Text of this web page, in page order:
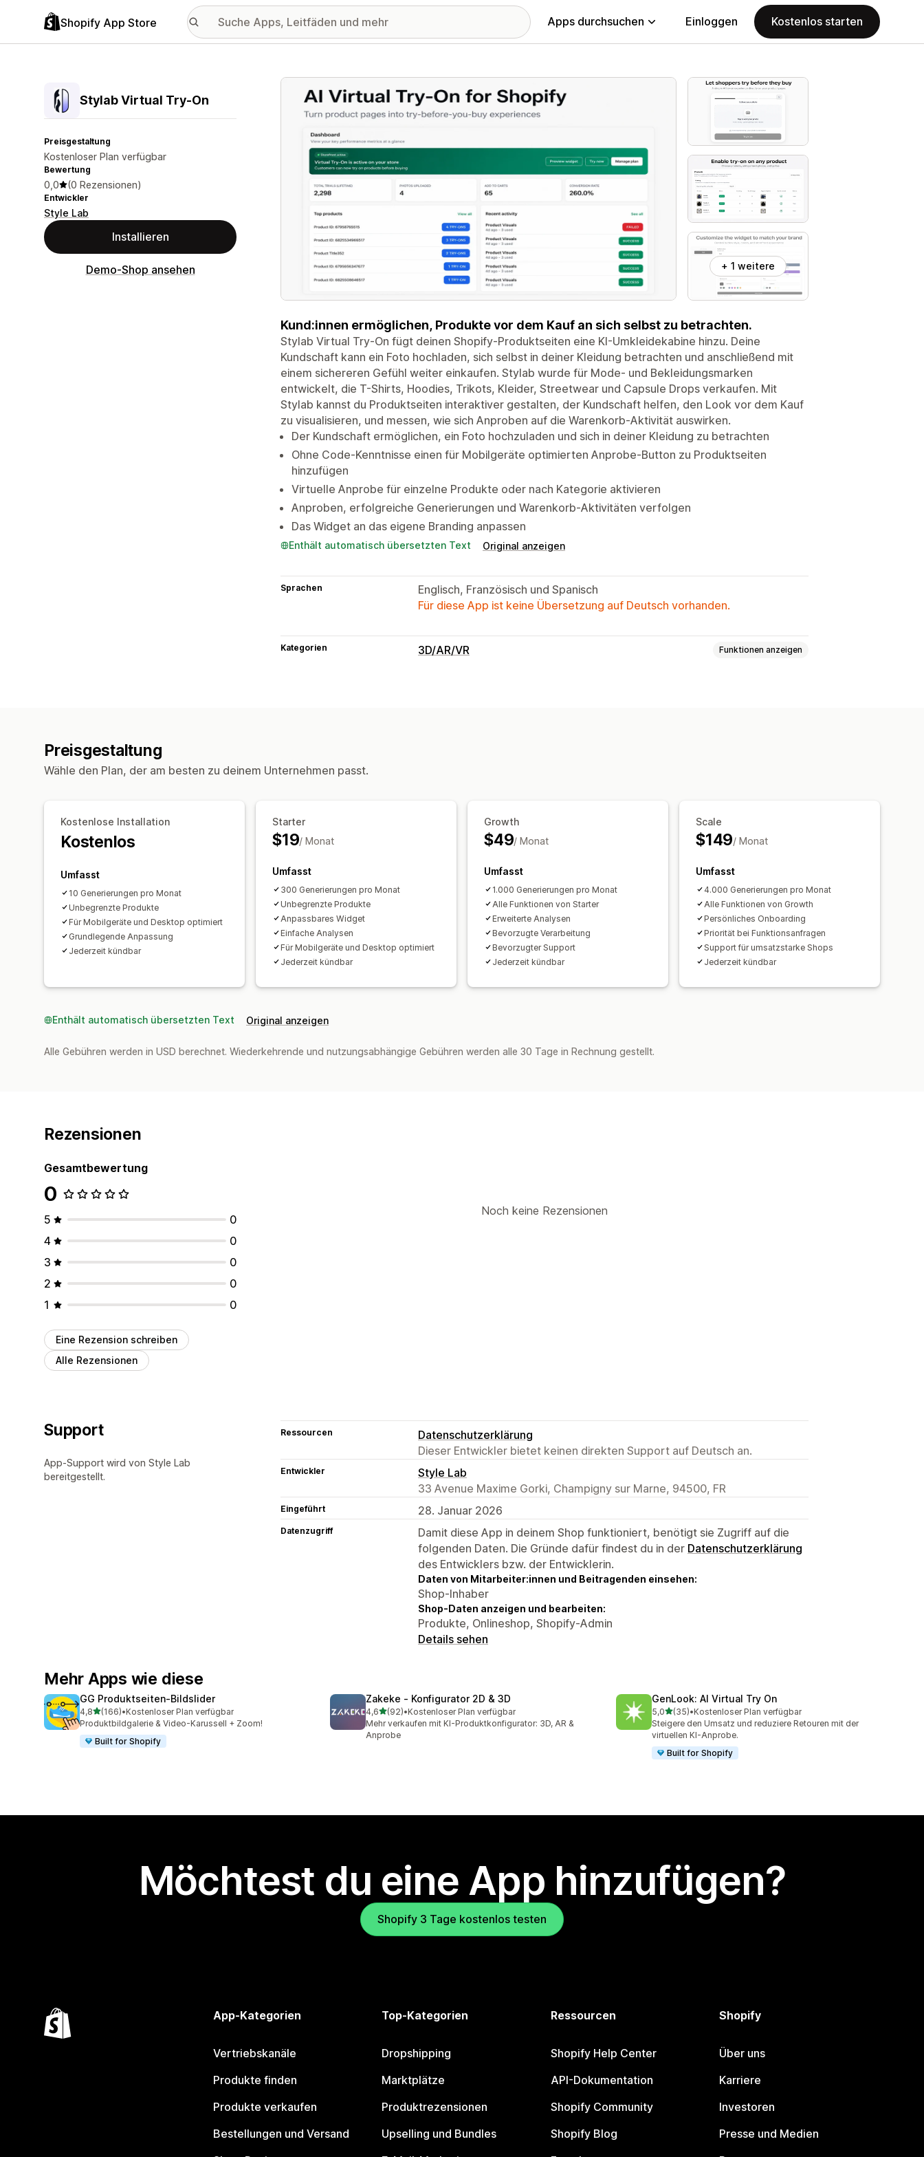
Shopify App Store Apps durchsuchen Einloggen Kostenlos starten
Stylab Virtual Try‑On
Preisgestaltung
Kostenloser Plan verfügbar
Bewertung
0,0 (0 Rezensionen)
Entwickler
Style Lab
Installieren
Demo-Shop ansehen
Vorgestellte Bildergalerie
+ 1 weitere
Kund:innen ermöglichen, Produkte vor dem Kauf an sich selbst zu betrachten.
Stylab Virtual Try-On fügt deinen Shopify-Produktseiten eine KI-Umkleidekabine hinzu. Deine
Kundschaft kann ein Foto hochladen, sich selbst in deiner Kleidung betrachten und anschließend mit
einem sichereren Gefühl weiter einkaufen. Stylab wurde für Mode- und Bekleidungsmarken
entwickelt, die T-Shirts, Hoodies, Trikots, Kleider, Streetwear und Capsule Drops verkaufen. Mit
Stylab kannst du Produktseiten interaktiver gestalten, der Kundschaft helfen, den Look vor dem Kauf
zu visualisieren, und messen, wie sich Anproben auf die Warenkorb-Aktivität auswirken.
Der Kundschaft ermöglichen, ein Foto hochzuladen und sich in deiner Kleidung zu betrachten
Ohne Code-Kenntnisse einen für Mobilgeräte optimierten Anprobe-Button zu Produktseiten
hinzufügen
Virtuelle Anprobe für einzelne Produkte oder nach Kategorie aktivieren
Anproben, erfolgreiche Generierungen und Warenkorb-Aktivitäten verfolgen
Das Widget an das eigene Branding anpassen
Enthält automatisch übersetzten Text Original anzeigen
Sprachen
Englisch, Französisch und Spanisch
Für diese App ist keine Übersetzung auf Deutsch vorhanden.
Kategorien 3D/AR/VR Funktionen anzeigen
Preisgestaltung
Wähle den Plan, der am besten zu deinem Unternehmen passt.
Kostenlose Installation
Kostenlos
Umfasst
10 Generierungen pro Monat
Unbegrenzte Produkte
Für Mobilgeräte und Desktop optimiert
Grundlegende Anpassung
Jederzeit kündbar
Starter
$19/ Monat
Umfasst
300 Generierungen pro Monat
Unbegrenzte Produkte
Anpassbares Widget
Einfache Analysen
Für Mobilgeräte und Desktop optimiert
Jederzeit kündbar
Growth
$49/ Monat
Umfasst
1.000 Generierungen pro Monat
Alle Funktionen von Starter
Erweiterte Analysen
Bevorzugte Verarbeitung
Bevorzugter Support
Jederzeit kündbar
Scale
$149/ Monat
Umfasst
4.000 Generierungen pro Monat
Alle Funktionen von Growth
Persönliches Onboarding
Priorität bei Funktionsanfragen
Support für umsatzstarke Shops
Jederzeit kündbar
Enthält automatisch übersetzten Text Original anzeigen
Alle Gebühren werden in USD berechnet. Wiederkehrende und nutzungsabhängige Gebühren werden alle 30 Tage in Rechnung gestellt.
Rezensionen
Gesamtbewertung
0
5
0
4
0
3
0
2
0
1
0
Eine Rezension schreiben
Alle Rezensionen
Noch keine Rezensionen
Support
App-Support wird von Style Lab
bereitgestellt.
Ressourcen
Datenschutzerklärung
Dieser Entwickler bietet keinen direkten Support auf Deutsch an.
Entwickler
Style Lab
33 Avenue Maxime Gorki, Champigny sur Marne, 94500, FR
Eingeführt 28. Januar 2026
Datenzugriff
Damit diese App in deinem Shop funktioniert, benötigt sie Zugriff auf die
folgenden Daten. Die Gründe dafür findest du in der Datenschutzerklärung
des Entwicklers bzw. der Entwicklerin.
Daten von Mitarbeiter:innen und Beitragenden einsehen:
Shop-Inhaber
Shop-Daten anzeigen und bearbeiten:
Produkte, Onlineshop, Shopify-Admin
Details sehen
Mehr Apps wie diese
GG Produktseiten‑Bildslider
4,8von 5 Sternen
(166)
166 Rezensionen insgesamt
•Kostenloser Plan verfügbar
Produktbildgalerie & Video-Karussell + Zoom!
Built for Shopify
Zakeke ‑ Konfigurator 2D & 3D
4,6von 5 Sternen
(92)
92 Rezensionen insgesamt
•Kostenloser Plan verfügbar
Mehr verkaufen mit KI-Produktkonfigurator: 3D, AR &
Anprobe
GenLook: AI Virtual Try On
5,0von 5 Sternen
(35)
35 Rezensionen insgesamt
•Kostenloser Plan verfügbar
Steigere den Umsatz und reduziere Retouren mit der
virtuellen KI-Anprobe.
Built for Shopify
Möchtest du eine App hinzufügen?
Shopify 3 Tage kostenlos testen
App-Kategorien
Vertriebskanäle
Produkte finden
Produkte verkaufen
Bestellungen und Versand
Top-Kategorien
Dropshipping
Marktplätze
Produktrezensionen
Upselling und Bundles
Ressourcen
Shopify Help Center
API-Dokumentation
Shopify Community
Shopify Blog
Shopify
Über uns
Karriere
Investoren
Presse und Medien